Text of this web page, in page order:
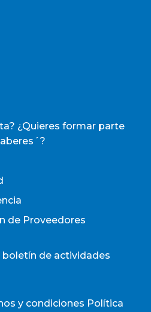
¿Quieres formar parte
de Proveedores
boletín de actividades
y condiciones Política